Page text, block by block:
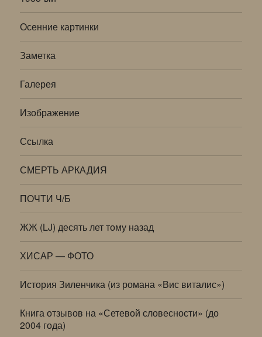
Осенние картинки
Заметка
Галерея
Изображение
Ссылка
СМЕРТЬ АРКАДИЯ
ПОЧТИ Ч/Б
ЖЖ (LJ) десять лет тому назад
ХИСАР — ФОТО
История Зиленчика (из романа «Вис виталис»)
Книга отзывов на «Сетевой словесности» (до
2004 года)